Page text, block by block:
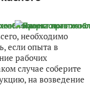
необходимо
если опыта в
рабочих
случае соберите
на возведение